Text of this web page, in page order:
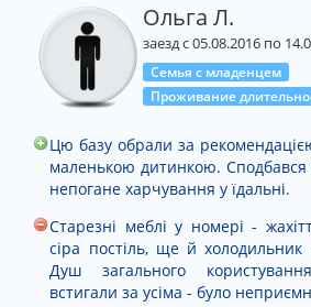
На бо Автомобилист есть домики из
внутренняя отделка из
Обратите внимание на следующую
пляж относится к базе отдыха
Территория базы отдыха
местами, бильярдом, пинг-понгом, а
оборудованная мангалами площадка.
Кроме того, здесь также есть
горка, киоск-кафе, шезлонги и
Недалеко от базы отдыха
магазины, рынок, кафе, а также
комплексы «Сафари-парк».
База «Автомобилист» занимает
Ольга Л.
заезд с 05.08.2016 по
Семья с младенцем
Проживание
Цю базу обрали за
маленькою дитинкою. Сподбався
непогане харчування у їдальні.
Старезні меблі у номері -
сіра постіль, ще й холодильник
Душ загального
встигали за усіма - було